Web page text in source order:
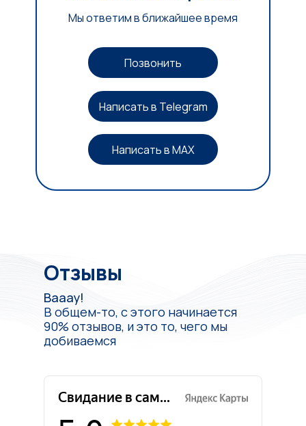
Мы ответим в ближайшее время
Позвонить
Написать в Telegram
Написать в MAX
Отзывы
Вааау!
В общем-то, с этого начинается
90% отзывов, и это то, чего мы
добиваемся